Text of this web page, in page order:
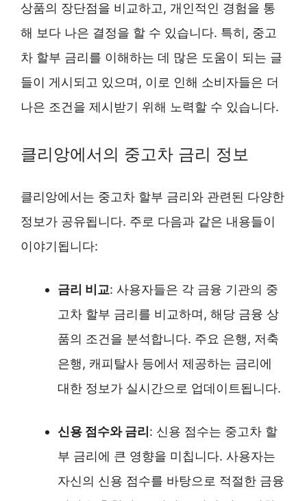
상품의 장단점을 비교하고, 개인적인 경험을 통
해 보다 나은 결정을 할 수 있습니다. 특히, 중고
차 할부 금리를 이해하는 데 많은 도움이 되는 글
들이 게시되고 있으며, 이로 인해 소비자들은 더
나은 조건을 제시받기 위해 노력할 수 있습니다.
클리앙에서의 중고차 금리 정보
클리앙에서는 중고차 할부 금리와 관련된 다양한
정보가 공유됩니다. 주로 다음과 같은 내용들이
이야기됩니다:
금리 비교: 사용자들은 각 금융 기관의 중
고차 할부 금리를 비교하며, 해당 금융 상
품의 조건을 분석합니다. 주요 은행, 저축
은행, 캐피탈사 등에서 제공하는 금리에
대한 정보가 실시간으로 업데이트됩니다.
신용 점수와 금리 : 신용 점수는 중고차 할
부 금리에 큰 영향을 미칩니다. 사용자는
자신의 신용 점수를 바탕으로 적절한 금융